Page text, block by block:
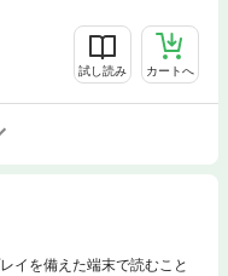
試し読み カートへ
イを備えた端末で読むこと